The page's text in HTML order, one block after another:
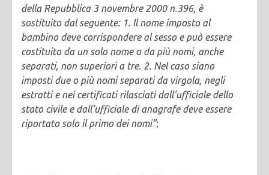
della Repubblica 3 novembre 2000 n.396, è
sostituito dal seguente: 1. Il nome imposto al
bambino deve corrispondere al sesso e può essere
costituito da un solo nome o da più nomi, anche
separati, non superiori a tre. 2. Nel caso siano
imposti due o più nomi separati da virgola, negli
estratti e nei certificati rilasciati dall’ufficiale dello
stato civile e dall’ufficiale di anagrafe deve essere
riportato solo il primo dei nomi”;